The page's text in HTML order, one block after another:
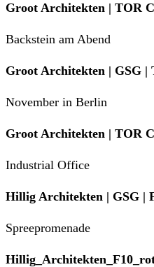
Groot Architekten | TOR
Backstein am Abend
Groot Architekten | GSG
November in Berlin
Groot Architekten | TOR
Industrial Office
Hillig Architekten | GSG |
Spreepromenade